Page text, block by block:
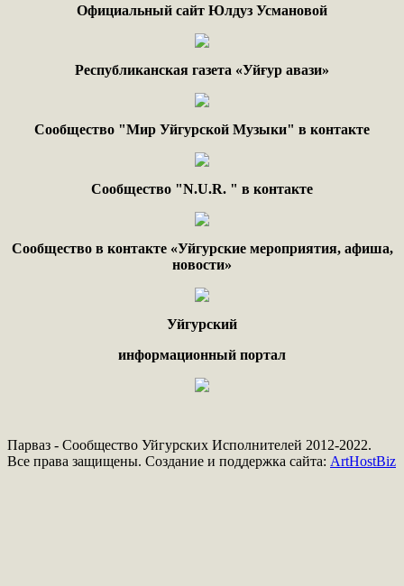
Официальный сайт Юлдуз Усмановой
Республиканская газета «Уйғур авази»
Сообщество "Мир Уйгурской Музыки" в контакте
Сообщество "N.U.R. " в контакте
Сообщество в контакте «Уйгурские мероприятия, афиша,
новости»
Уйгурский
информационный портал
Парваз - Сообщество Уйгурских Исполнителей 2012-2022.
Все права защищены. Создание и поддержка сайта: ArtHostBiz